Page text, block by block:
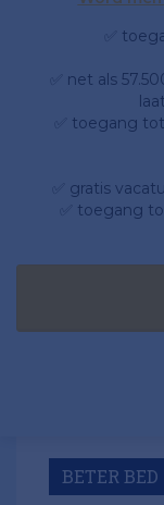
✅
✅ net als
✅ toegang
✅ gratis
✅ toegang
BETER BED